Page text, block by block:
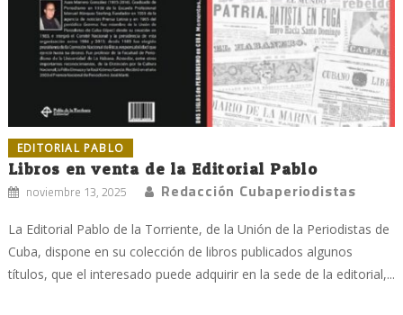
EDITORIAL PABLO
Libros en venta de la Editorial Pablo
noviembre 13, 2025 Redacción Cubaperiodistas
La Editorial Pablo de la Torriente, de la Unión de la Periodistas de
Cuba, dispone en su colección de libros publicados algunos
títulos, que el interesado puede adquirir en la sede de la editorial,...